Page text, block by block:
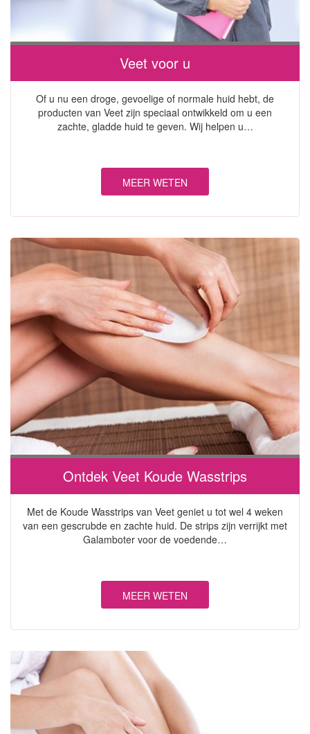
Veet voor u
Of u nu een droge, gevoelige of normale huid hebt, de
producten van Veet zijn speciaal ontwikkeld om u een
zachte, gladde huid te geven. Wij helpen u…
MEER WETEN
Ontdek Veet Koude Wasstrips
Met de Koude Wasstrips van Veet geniet u tot wel 4 weken
van een gescrubde en zachte huid. De strips zijn verrijkt met
Galamboter voor de voedende…
MEER WETEN